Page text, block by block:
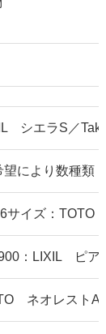
シエラS／
望により数種類
サイズ：
：LIXIL ピア
ネオレスト